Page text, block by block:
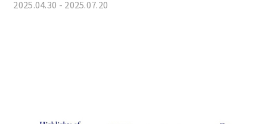
2025.04.30 - 2025.07.20